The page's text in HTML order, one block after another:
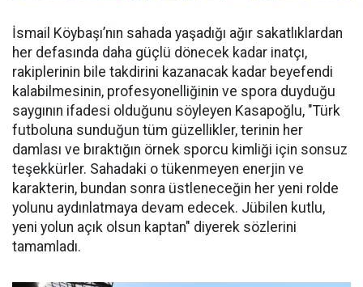
İsmail Köybaşı’nın sahada yaşadığı ağır sakatlıklardan
her defasında daha güçlü dönecek kadar inatçı,
rakiplerinin bile takdirini kazanacak kadar beyefendi
kalabilmesinin, profesyonelliğinin ve spora duyduğu
saygının ifadesi olduğunu söyleyen Kasapoğlu, "Türk
futboluna sunduğun tüm güzellikler, terinin her
damlası ve bıraktığın örnek sporcu kimliği için sonsuz
teşekkürler. Sahadaki o tükenmeyen enerjin ve
karakterin, bundan sonra üstleneceğin her yeni rolde
yolunu aydınlatmaya devam edecek. Jübilen kutlu,
yeni yolun açık olsun kaptan" diyerek sözlerini
tamamladı.